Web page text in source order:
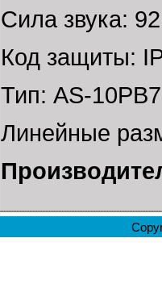
Сила звука:
Код защиты:
Тип: AS-
Линейные